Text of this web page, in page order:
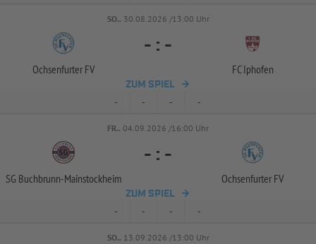
SO.. 30.08.2026 /13:00 Uhr
Ochsenfurter FV
- : -
FC Iphofen
ZUM SPIEL
- - - -
FR.. 04.09.2026 /16:00 Uhr
SG Buchbrunn-Mainstockheim
- : -
Ochsenfurter FV
ZUM SPIEL
- - - -
SO.. 13.09.2026 /13:00 Uhr